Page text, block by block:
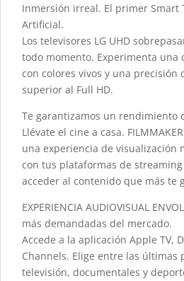
Inmersión irreal. El primer Smart
Artificial.
Los televisores LG UHD
todo momento. Experimenta una
con colores vivos y una precisión
superior al Full HD.
Te garantizamos un rendimiento
Llévate el cine a casa.
una experiencia de visualización
con tus plataformas de
acceder al contenido que más te
EXPERIENCIA AUDIOVISUAL
más demandadas del mercado.
Accede a la aplicación Apple TV,
Channels. Elige entre las últimas
televisión, documentales y